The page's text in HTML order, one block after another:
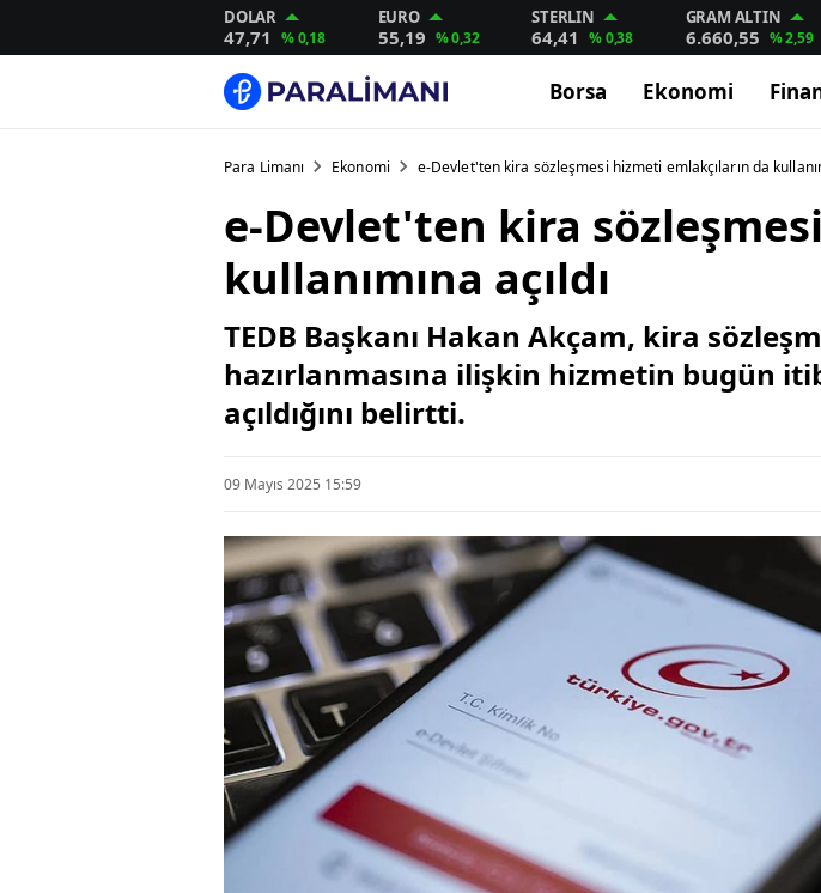
DOLAR
47,71 % 0,18
EURO
55,19 % 0,32
STERLIN
64,41 % 0,38
GRAM ALTIN
6.660,55 % 2,59
Borsa Ekonomi
Para Limanı Ekonomi e-Devlet'ten kira sözleşmesi hizmeti emlakçıların da
e-Devlet'ten kira
kullanımına açıldı
TEDB Başkanı Hakan Akçam, kira
hazırlanmasına ilişkin hizmetin bugün
açıldığını belirtti.
09 Mayıs 2025 15:59